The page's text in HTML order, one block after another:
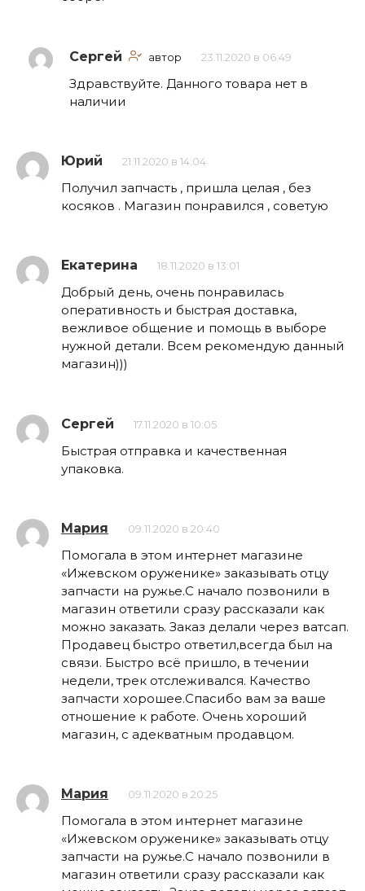
Сергей автор 23.11.2020 в 06:49
Здравствуйте. Данного товара нет в
наличии
Юрий 21.11.2020 в 14:04
Получил запчасть , пришла целая , без
косяков . Магазин понравился , советую
Екатерина 18.11.2020 в 13:01
Добрый день, очень понравилась
оперативность и быстрая доставка,
вежливое общение и помощь в выборе
нужной детали. Всем рекомендую данный
магазин)))
Сергей 17.11.2020 в 10:05
Быстрая отправка и качественная
упаковка.
Мария 09.11.2020 в 20:40
Помогала в этом интернет магазине
«Ижевском оруженике» заказывать отцу
запчасти на ружье.С начало позвонили в
магазин ответили сразу рассказали как
можно заказать. Заказ делали через ватсап.
Продавец быстро ответил,всегда был на
связи. Быстро всё пришло, в течении
недели, трек отслеживался. Качество
запчасти хорошее.Спасибо вам за ваше
отношение к работе. Очень хороший
магазин, с адекватным продавцом.
Мария 09.11.2020 в 20:25
Помогала в этом интернет магазине
«Ижевском оруженике» заказывать отцу
запчасти на ружье.С начало позвонили в
магазин ответили сразу рассказали как